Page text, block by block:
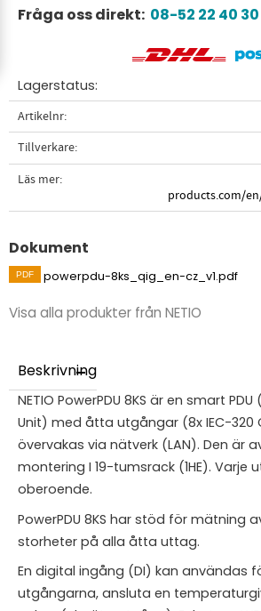
Fråga oss direkt: 08-52 22 40 30
Lagerstatus
Artikelnr
Tillverkare
Läs mer
products.com/
Dokument
powerpdu-8ks_qig_en-cz_v1.pdf
Visa alla produkter från NETIO
Beskrivning
NETIO PowerPDU 8KS är en smart
Unit) med åtta utgångar (8x IEC-320
övervakas via nätverk (LAN). Den är
montering I 19-tumsrack (1HE). Varje
oberoende.
PowerPDU 8KS har stöd för mätning
storheter på alla åtta uttag.
En digital ingång (DI) kan användas
utgångarna, ansluta en